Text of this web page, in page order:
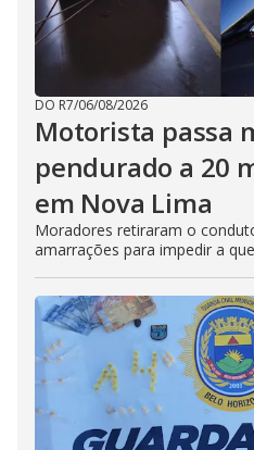
DO R7/06/08/2026
Motorista passa
pendurado a 20
em Nova Lima
Moradores retiraram o
amarrações para impedir a